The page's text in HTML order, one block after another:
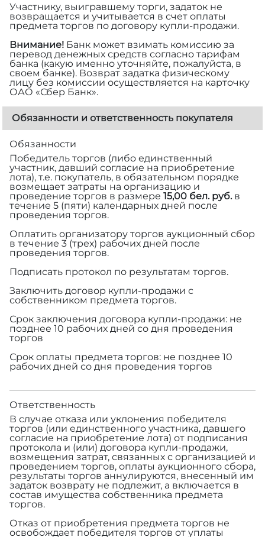
Участнику, выигравшему торги, задаток не
возвращается и учитывается в счет оплаты
предмета торгов по договору купли-продажи.
Внимание! Банк может взимать комиссию за
перевод денежных средств согласно тарифам
банка (какую именно уточняйте, пожалуйста, в
своем банке). Возврат задатка физическому
лицу без комиссии осуществляется на карточку
ОАО «Сбер Банк».
Обязанности и ответственность покупателя
Обязанности
Победитель торгов (либо единственный
участник, давший согласие на приобретение
лота), т.е. покупатель, в обязательном порядке
возмещает затраты на организацию и
проведение торгов в размере 15,00 бел. руб.в
течение 5 (пяти) календарных дней после
проведения торгов.
Оплатить организатору торгов аукционный сбор
в течение 3 (трех) рабочих дней после
проведения торгов.
Подписать протокол по результатам торгов.
Заключить договор купли-продажи с
собственником предмета торгов.
Срок заключения договора купли-продажи: не
позднее 10 рабочих дней со дня проведения
торгов
Срок оплаты предмета торгов: не позднее 10
рабочих дней со дня проведения торгов
Ответственность
В случае отказа или уклонения победителя
торгов (или единственного участника, давшего
согласие на приобретение лота) от подписания
протокола и (или) договора купли-продажи,
возмещения затрат, связанных с организацией и
проведением торгов, оплаты аукционного сбора,
результаты торгов аннулируются, внесенный им
задаток возврату не подлежит, а включается в
состав имущества собственника предмета
торгов.
Отказ от приобретения предмета торгов не
освобождает победителя торгов от уплаты